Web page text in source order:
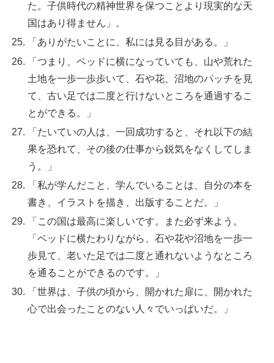
た。子供時代の精神世界を保つことより現実的な天
国はあり得ません」。
「ありがたいことに、私には見る目がある。」
「つまり、ベッドに横になっていても、山や荒れた
土地を一歩一歩歩いて、石や花、沼地のパッチを見
て、古い足では二度と行けないところを通過するこ
とができる。」
「たいていの人は、一回成功すると、それ以下の結
果を恐れて、その後の仕事から鋭気をなくしてしま
う。」
「私が学んだこと、学んでいることは、自分の本を
書き、イラストを描き、出版することだ。」
「この国は最高に楽しいです。また必ず来よう。
「ベッドに横たわりながら、石や花や沼地を一歩一
歩見て、老いた足では二度と通れないようなところ
を通ることができるのです。」
「世界は、子供の頃から、開かれた扉に、開かれた
心で出会ったことのない人々でいっぱいだ。」